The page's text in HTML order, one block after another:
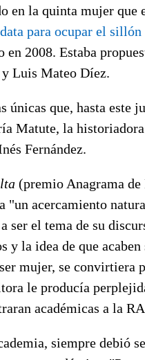
en la quinta mujer que
para ocupar el sillón
2008. Estaba
y Luis Mateo Díez.
únicas que, hasta este
Matute, la
Fernández.
(premio Anagrama de
"un acercamiento
ser el tema de su
y la idea de que acaben
mujer, se convirtiera
le producía
académicas a la
siempre debió